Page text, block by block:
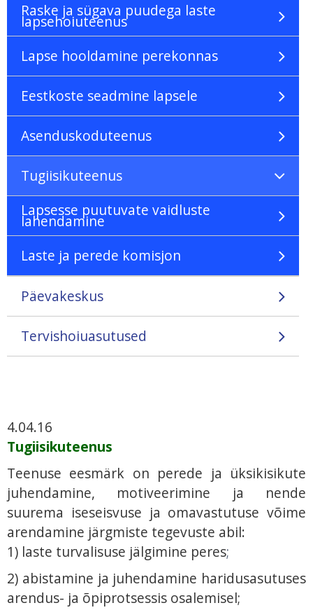
Raske ja sügava puudega laste
lapsehoiuteenus
Lapse hooldamine perekonnas
Eestkoste seadmine lapsele
Asenduskoduteenus
Tugiisikuteenus
Lapsesse puutuvate vaidluste
lahendamine
Laste ja perede komisjon
Päevakeskus
Tervishoiuasutused
4.04.16
Tugiisikuteenus
Teenuse eesmärk on perede ja üksikisikute
juhendamine, motiveerimine ja nende
suurema iseseisvuse ja omavastutuse võime
arendamine järgmiste tegevuste abil:
1) laste turvalisuse jälgimine peres;
2) abistamine ja juhendamine haridusasutuses
arendus- ja õpiprotsessis osalemisel;